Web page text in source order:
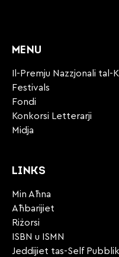
MENU
Il-Premju Nazzjonali tal-
Festivals
Fondi
Konkorsi Letterarji
Midja
LINKS
Min Aħna
Aħbarijiet
Riżorsi
ISBN u ISMN
Jeddijiet tas-Self